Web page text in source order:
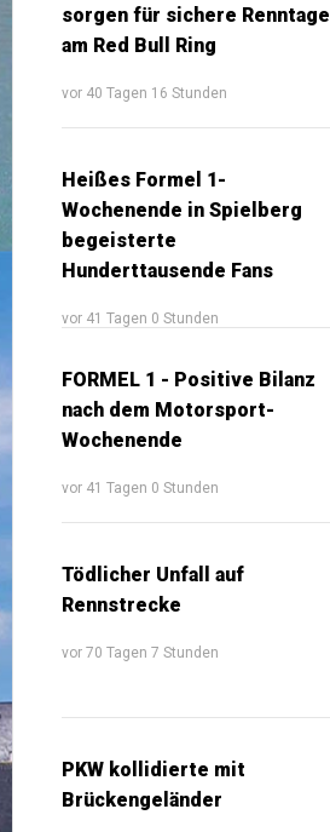
sorgen für sichere Renntage
am Red Bull Ring
vor 40 Tagen 16 Stunden
Heißes Formel 1-
Wochenende in Spielberg
begeisterte
Hunderttausende Fans
vor 41 Tagen 0 Stunden
FORMEL 1 - Positive Bilanz
nach dem Motorsport-
Wochenende
vor 41 Tagen 0 Stunden
Tödlicher Unfall auf
Rennstrecke
vor 70 Tagen 7 Stunden
PKW kollidierte mit
Brückengeländer